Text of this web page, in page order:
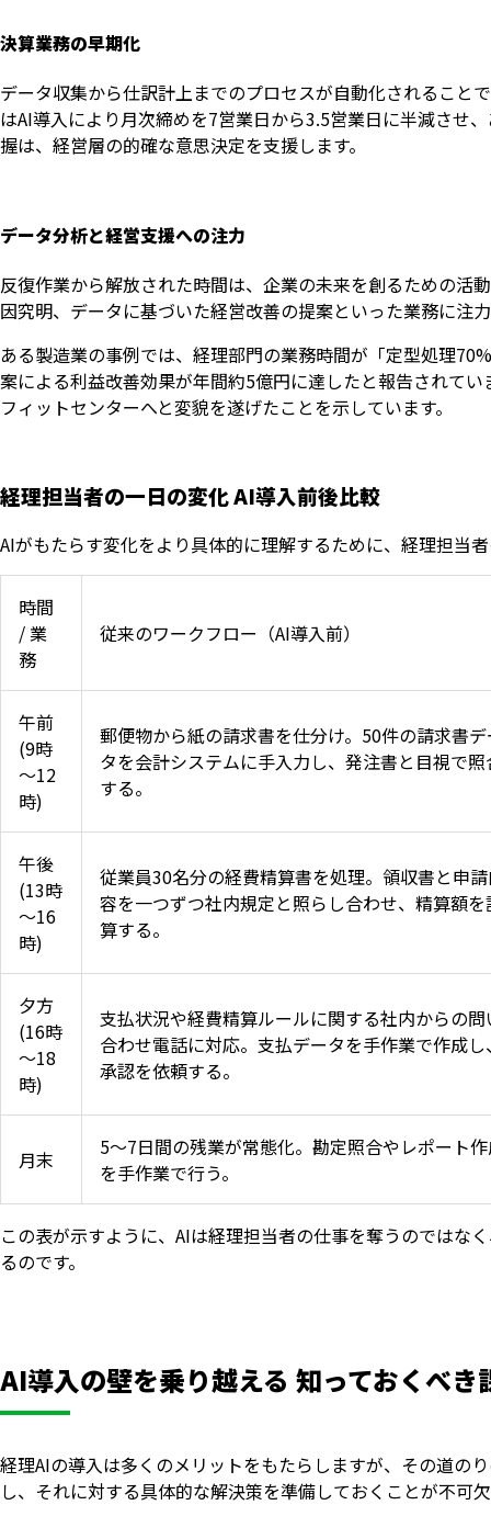
決算業務の早期化
データ収集から仕訳計上までのプロセスが自動化されること
はAI導入により月次締めを7営業日から3.5営業日に半減させ
握は、経営層の的確な意思決定を支援します。
データ分析と経営支援への注力
反復作業から解放された時間は、企業の未来を創るための活
因究明、データに基づいた経営改善の提案といった業務に注
ある製造業の事例では、経理部門の業務時間が「定型処理
案による利益改善効果が年間約5億円に達したと報告されて
フィットセンターへと変貌を遂げたことを示しています。
経理担当者の一日の変化 AI導入前後比較
AIがもたらす変化をより具体的に理解するために、経理担当
時間
/ 業
務
従来のワークフロー（AI導入前）
午前
(9時
～12
時)
郵便物から紙の請求書を仕分け。50件の請求書
タを会計システムに手入力し、発注書と目視で照
する。
午後
(13時
～16
時)
従業員30名分の経費精算書を処理。領収書と申
容を一つずつ社内規定と照らし合わせ、精算額を
算する。
夕方
(16時
～18
時)
支払状況や経費精算ルールに関する社内からの問
合わせ電話に対応。支払データを手作業で作成し
承認を依頼する。
月末
5～7日間の残業が常態化。勘定照合やレポート
を手作業で行う。
この表が示すように、AIは経理担当者の仕事を奪うのではな
るのです。
AI導入の壁を乗り越える 知っておくべ
経理AIの導入は多くのメリットをもたらしますが、その道の
し、それに対する具体的な解決策を準備しておくことが不可